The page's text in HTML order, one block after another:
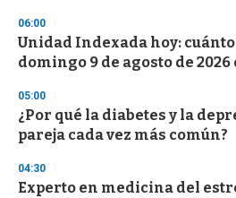
06:00
Unidad Indexada hoy:
domingo 9 de agosto de
05:00
¿Por qué la diabetes y la
pareja cada vez más común?
04:30
Experto en medicina del